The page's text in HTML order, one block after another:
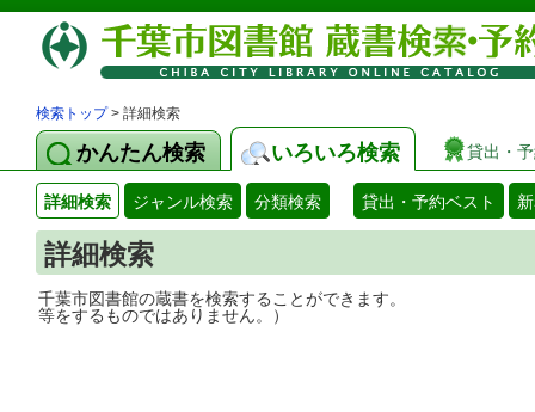
検索トップ> 詳細検索
かんたん検索 いろいろ検索 貸出・
詳細検索 ジャンル検索 分類検索 貸出・予約ベスト
詳細検索
千葉市図書館の蔵書を検索することがで
等をするものではありません。）